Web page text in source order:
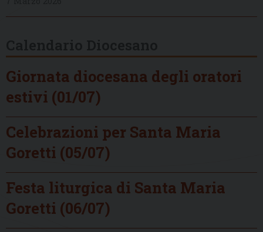
Giornata diocesana degli oratori
estivi (01/07)
Celebrazioni per Santa Maria
Goretti (05/07)
Festa liturgica di Santa Maria
Goretti (06/07)